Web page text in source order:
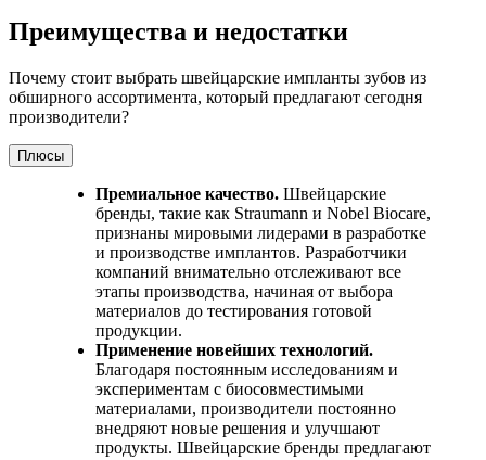
Преимущества и недостатки
Почему стоит выбрать швейцарские импланты зубов из
обширного ассортимента, который предлагают сегодня
производители?
Плюсы
Премиальное качество. Швейцарские
бренды, такие как Straumann и Nobel Biocare,
признаны мировыми лидерами в разработке
и производстве имплантов. Разработчики
компаний внимательно отслеживают все
этапы производства, начиная от выбора
материалов до тестирования готовой
продукции.
Применение новейших технологий.
Благодаря постоянным исследованиям и
экспериментам с биосовместимыми
материалами, производители постоянно
внедряют новые решения и улучшают
продукты. Швейцарские бренды предлагают